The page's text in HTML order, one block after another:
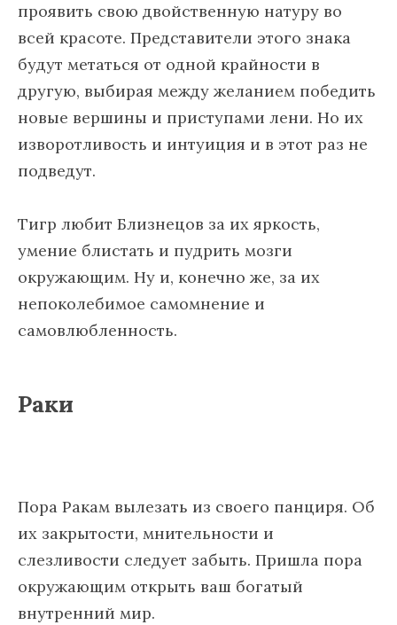
проявить свою двойственную натуру во
всей красоте. Представители этого знака
будут метаться от одной крайности в
другую, выбирая между желанием победить
новые вершины и приступами лени. Но их
изворотливость и интуиция и в этот раз не
подведут.
Тигр любит Близнецов за их яркость,
умение блистать и пудрить мозги
окружающим. Ну и, конечно же, за их
непоколебимое самомнение и
самовлюбленность.
Раки
Пора Ракам вылезать из своего панциря. Об
их закрытости, мнительности и
слезливости следует забыть. Пришла пора
окружающим открыть ваш богатый
внутренний мир.